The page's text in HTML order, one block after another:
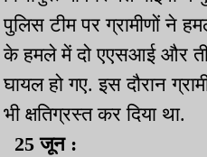
पुलिस टीम पर ग्रामीणों ने
के हमले में दो एएसआई और
घायल हो गए. इस दौरान
भी क्षतिग्रस्त कर दिया था.
25 जून :